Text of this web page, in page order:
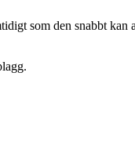
som den snabbt